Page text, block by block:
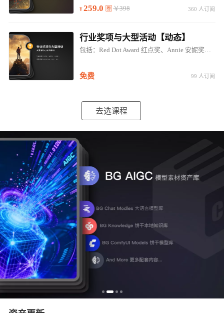
259.0 ￥398 360 人订阅
行业奖项与大型活动【动态】
包括：Red Dot Award 红点奖、Annie 安妮奖、EMMYS 艾美奖、IDEA奖；SIGGRAPH、GOC、E3...
免费 99 人订阅
去选课程